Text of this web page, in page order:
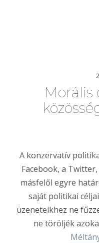
A konzervatív
Facebook, a
másfelől egyre
saját politikai
üzeneteikhez ne
ne töröljék